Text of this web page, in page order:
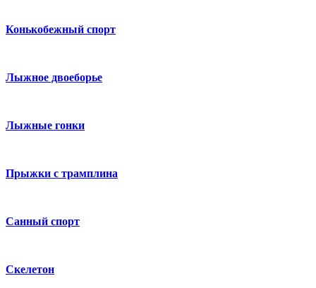
Конькобежный спорт
Лыжное двоеборье
Лыжные гонки
Прыжки с трамплина
Санный спорт
Скелетон